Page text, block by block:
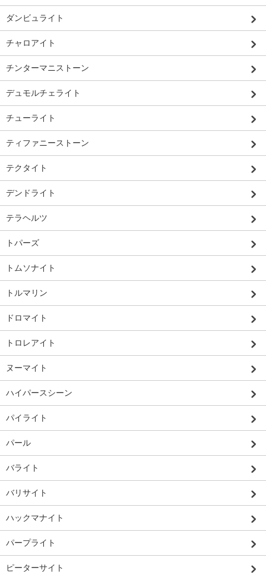
ダンビュライト
チャロアイト
チンターマニストーン
デュモルチェライト
チューライト
ティファニーストーン
テクタイト
デンドライト
テラヘルツ
トパーズ
トムソナイト
トルマリン
ドロマイト
トロレアイト
ヌーマイト
ハイパースシーン
パイライト
パール
バライト
バリサイト
ハックマナイト
パープライト
ピーターサイト